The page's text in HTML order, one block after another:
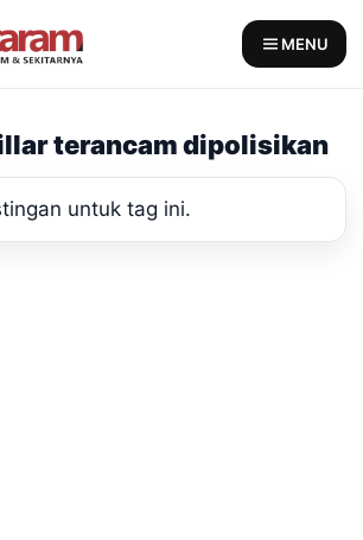
MENU
terancam dipolisikan
untuk tag ini.